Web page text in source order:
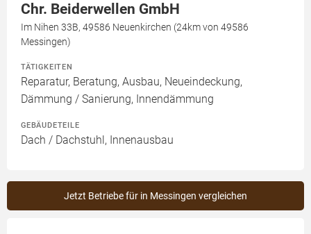
Chr. Beiderwellen GmbH
Im Nihen 33B, 49586 Neuenkirchen (24km von 49586
Messingen)
TÄTIGKEITEN
Reparatur, Beratung, Ausbau, Neueindeckung,
Dämmung / Sanierung, Innendämmung
GEBÄUDETEILE
Dach / Dachstuhl, Innenausbau
Jetzt Betriebe für in Messingen vergleichen